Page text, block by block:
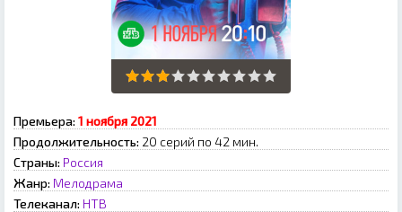
Премьера: 1 нoябpя 2021
Продолжительность: 20 серий по 42 мин.
Страны: Россия
Жанр: Мелодрама
Телеканал: НТВ